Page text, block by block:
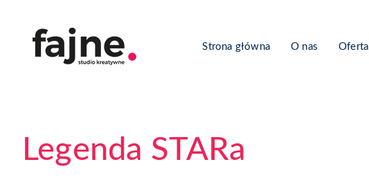
Strona główna O nas Oferta
Legenda STARa